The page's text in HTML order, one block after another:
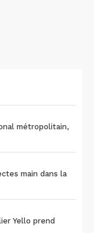
métropolitain,
main dans la
Yello prend